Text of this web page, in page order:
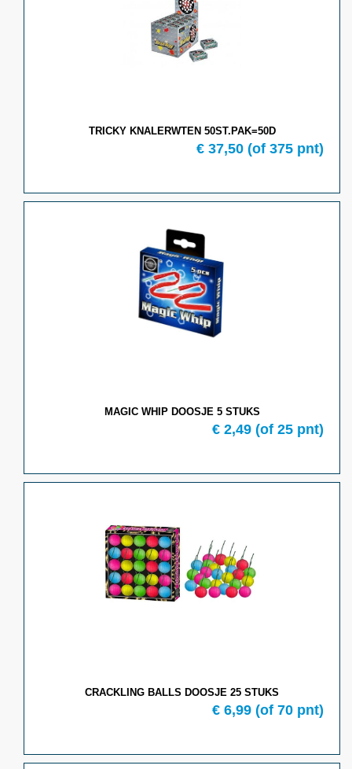
TRICKY KNALERWTEN 50ST.PAK=50D
€ 37,50 (of 375 pnt)
MAGIC WHIP DOOSJE 5 STUKS
€ 2,49 (of 25 pnt)
CRACKLING BALLS DOOSJE 25 STUKS
€ 6,99 (of 70 pnt)